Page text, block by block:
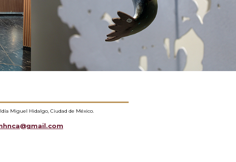
Miguel Hidalgo, Ciudad de México.